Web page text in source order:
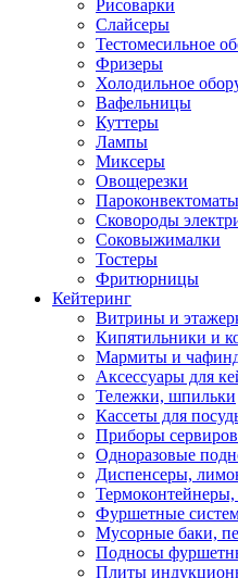
Рисоварки
Слайсеры
Тестомесильное
Фризеры
Холодильное
Вафельницы
Куттеры
Лампы
Миксеры
Овощерезки
Сковороды
Соковыжималки
Тостеры
Фритюрницы
Кейтеринг
Витрины и
Кипятильники и
Мармиты и
Аксессуары для
Тележки, шпильки
Кассеты для
Приборы
Одноразовые
Диспенсеры,
Термоконтейнеры,
Фуршетные
Мусорные баки,
Подносы
Плиты